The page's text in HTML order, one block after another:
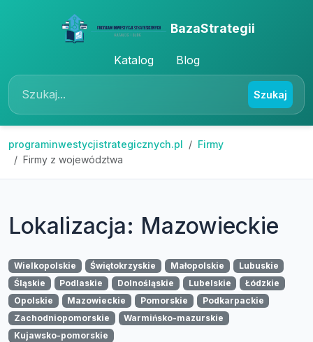
BazaStrategii
Katalog Blog
Szukaj
programinwestycjistrategicznych.pl
Firmy
Firmy z województwa
Lokalizacja: Mazowieckie
Wielkopolskie Świętokrzyskie Małopolskie
Lubuskie
Śląskie
Podlaskie Dolnośląskie Lubelskie
Łódzkie
Opolskie
Mazowieckie Pomorskie
Podkarpackie
Zachodniopomorskie
Warmińsko-mazurskie
Kujawsko-pomorskie